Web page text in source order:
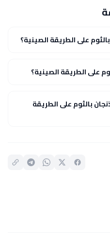
على الطريقة الصينية؟
على الطريقة الصينية؟
بالثوم على الطريقة